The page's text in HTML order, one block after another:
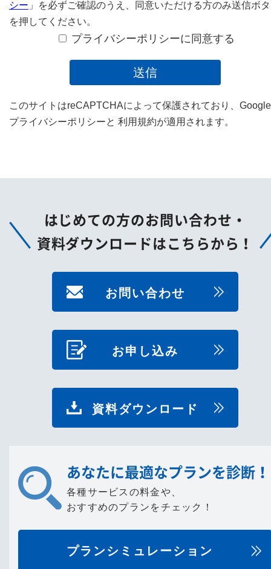
シー 」を必ずご確認のうえ、
同意いただける方のみ送信ボ
を押してください。
プライバシーポリシーに同意する
このサイトはreCAPTCHAによって保護されており、
プライバシーポリシーと 利用規約が適用されます。
はじめての方のお問い合わせ・
資料ダウンロードはこちらから！
お問い合わせ
お申し込み
資料ダウンロード
あなたに最適なプランを診断！
各種サービスの料金や、
おすすめのプランをチェック！
プランシミュレーション